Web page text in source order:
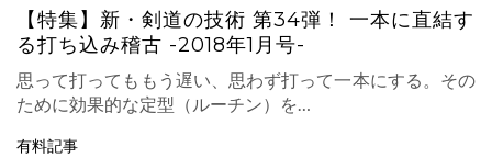
【特集】新・剣道の技術 第34弾！ 一本に直結す
る打ち込み稽古 -2018年1月号-
思って打ってももう遅い、思わず打って一本にする。その
ために効果的な定型（ルーチン）を…
有料記事